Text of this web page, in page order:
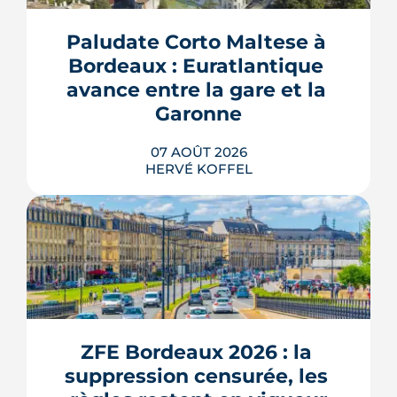
Paludate Corto Maltese à
Bordeaux : Euratlantique
avance entre la gare et la
Garonne
07 AOÛT 2026
HERVÉ KOFFEL
Entre la gare Saint-Jean et le fleuve, un
ancien secteur d'entrepôts et de chais
devient l'une des vitrines de Bordeaux
chantier Canopia, futur parc Descas :
voici où en est ce morceau de ville en
train de se recoudre.
ZFE Bordeaux 2026 : la
suppression censurée, les